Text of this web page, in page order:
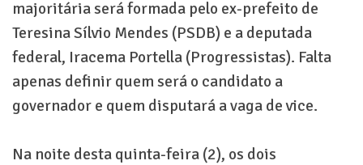
majoritária será formada pelo ex-prefeito de
Teresina Sílvio Mendes (PSDB) e a deputada
federal, Iracema Portella (Progressistas). Falta
apenas definir quem será o candidato a
governador e quem disputará a vaga de vice.
Na noite desta quinta-feira (2), os dois